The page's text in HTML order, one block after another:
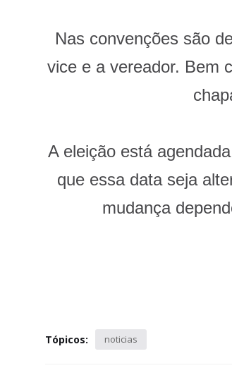
Nas convenções são
vice e a vereador. Bem
A eleição está
que essa data seja
mudança
Tópicos: noticias